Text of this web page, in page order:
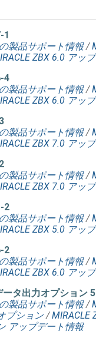
1
製品サポート情報 /
ZBX 6.0 アッ
4
製品サポート情報 /
ZBX 6.0 アッ
製品サポート情報 /
ZBX 7.0 アッ
製品サポート情報 /
ZBX 7.0 アッ
2
製品サポート情報 /
ZBX 5.0 アッ
2
製品サポート情報 /
ZBX 6.0 アッ
ータ出力オプション
製品サポート情報 /
プション /MIRACLE
アップデート情報